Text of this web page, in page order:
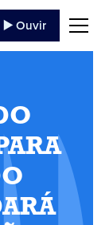
▶️ Ouvir